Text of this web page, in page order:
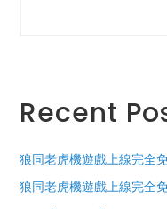
Recent
狼同老虎機遊戲上線完全
狼同老虎機遊戲上線完全